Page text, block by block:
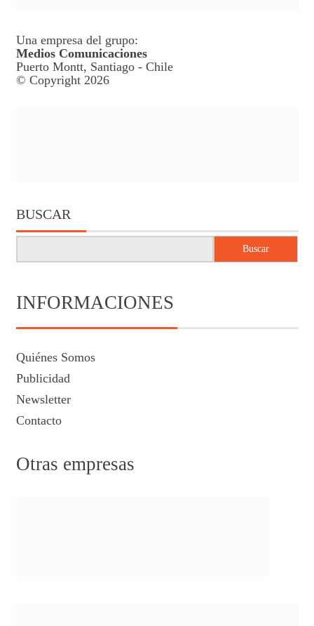
Una empresa del grupo:
Medios Comunicaciones
Puerto Montt, Santiago - Chile
© Copyright 2026
BUSCAR
Buscar
INFORMACIONES
Quiénes Somos
Publicidad
Newsletter
Contacto
Otras empresas